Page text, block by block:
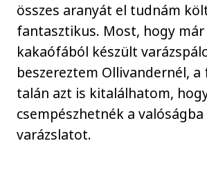
összes aranyát el tudnám
fantasztikus. Most, hogy már
kakaófából készült
beszereztem Ollivandernél,
talán azt is kitalálhatom,
csempészhetnék a
varázslatot.